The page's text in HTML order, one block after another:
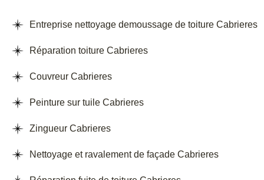
Entreprise nettoyage demoussage de toiture Cabrieres
Réparation toiture Cabrieres
Couvreur Cabrieres
Peinture sur tuile Cabrieres
Zingueur Cabrieres
Nettoyage et ravalement de façade Cabrieres